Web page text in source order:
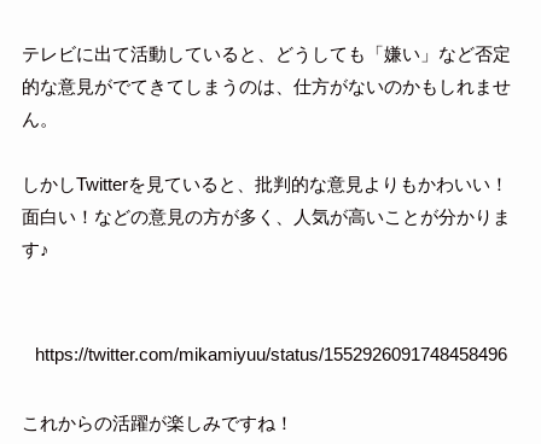
テレビに出て活動していると、どうしても「嫌い」など否定
的な意見がでてきてしまうのは、仕方がないのかもしれませ
ん。
しかしTwitterを見ていると、批判的な意見よりもかわいい！
面白い！などの意見の方が多く、人気が高いことが分かりま
す♪
https://twitter.com/mikamiyuu/status/1552926091748458496
これからの活躍が楽しみですね！